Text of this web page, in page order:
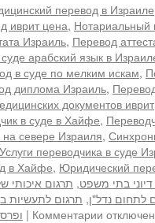
перевод в Израиле
иврит цена, Нотариальный
Израиль, Перевод
арабский язык в
в суде по мелким искам,
диплома Израиль,
документов иврит
в суде в Хайфе,
севере Израиля,
Услуги переводчика в суде
в Хайфе, Юридический
בתי משפט, תרגום איכותי
לתחום נדל"ן, תרגום לתעשיות
| Комментарии к